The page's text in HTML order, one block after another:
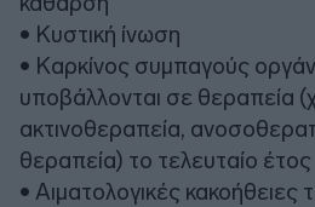
• Κυστική ίνωση
• Καρκίνος συμπαγούς
υποβάλλονται σε θεραπεία
ακτινοθεραπεία,
θεραπεία) το τελευταίο έτος
• Αιματολογικές κακοήθειες